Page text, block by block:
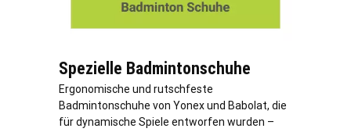
Spezielle Badmintonschuhe
Ergonomische und rutschfeste
Badmintonschuhe von Yonex und Babolat, die
für dynamische Spiele entworfen wurden –